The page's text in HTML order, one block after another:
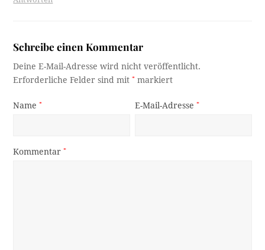
Schreibe einen Kommentar
Deine E-Mail-Adresse wird nicht veröffentlicht.
Erforderliche Felder sind mit* markiert
Name* E-Mail-Adresse*
Kommentar*